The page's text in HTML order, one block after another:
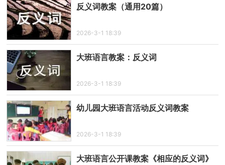
反义词教案（通用20篇）
2026-3-1 18:39
大班语言教案：反义词
2026-3-1 18:39
幼儿园大班语言活动反义词教案
2026-3-1 18:39
大班语言公开课教案《相应的反义词》